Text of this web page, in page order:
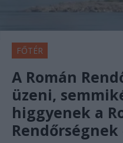
FŐTÉR
A Román
üzeni,
higgyenek a